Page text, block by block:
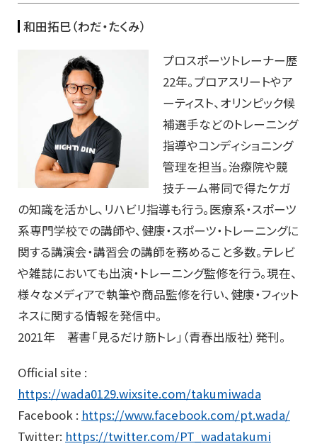
和田拓巳（わだ・たくみ）
プロスポーツトレーナー歴
22年。プロアスリートやア
ーティスト、オリンピック候
補選手などのトレーニング
指導やコンディショニング
管理を担当。治療院や競
技チーム帯同で得たケガ
の知識を活かし、リハビリ指導も行う。医療系・スポーツ
系専門学校での講師や、健康・スポーツ・トレーニングに
関する講演会・講習会の講師を務めること多数。テレビ
や雑誌においても出演・トレーニング監修を行う。現在、
様々なメディアで執筆や商品監修を行い、健康・フィット
ネスに関する情報を発信中。
2021年 著書「見るだけ筋トレ」（青春出版社）発刊。
Official site :
https://wada0129.wixsite.com/takumiwada
Facebook : https://www.facebook.com/pt.wada/
Twitter: https://twitter.com/PT_wadatakumi